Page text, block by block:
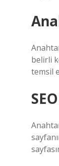
belirli
temsil